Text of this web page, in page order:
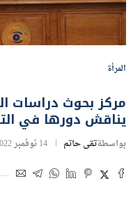
المرأة
مركز بحوث دراسات
يناقش دورها في
بواسطةتقى حاتم 14 نوفمبر 2022 | 12:05 م